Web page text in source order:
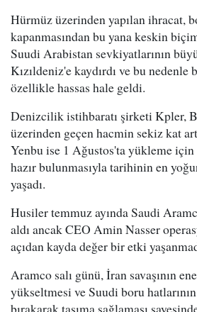
Hürmüz üzerinden yapılan ihracat,
kapanmasından bu yana keskin
Suudi Arabistan sevkiyatlarının
Kızıldeniz'e kaydırdı ve bu nedenle
özellikle hassas hale geldi.
Denizcilik istihbaratı şirketi Kpler,
üzerinden geçen hacmin sekiz kat
Yenbu ise 1 Ağustos'ta yükleme
hazır bulunmasıyla tarihinin en
yaşadı.
Husiler temmuz ayında Saudi
aldı ancak CEO Amin Nasser
açıdan kayda değer bir etki
Aramco salı günü, İran savaşının
yükseltmesi ve Suudi boru
bırakarak taşıma sağlaması